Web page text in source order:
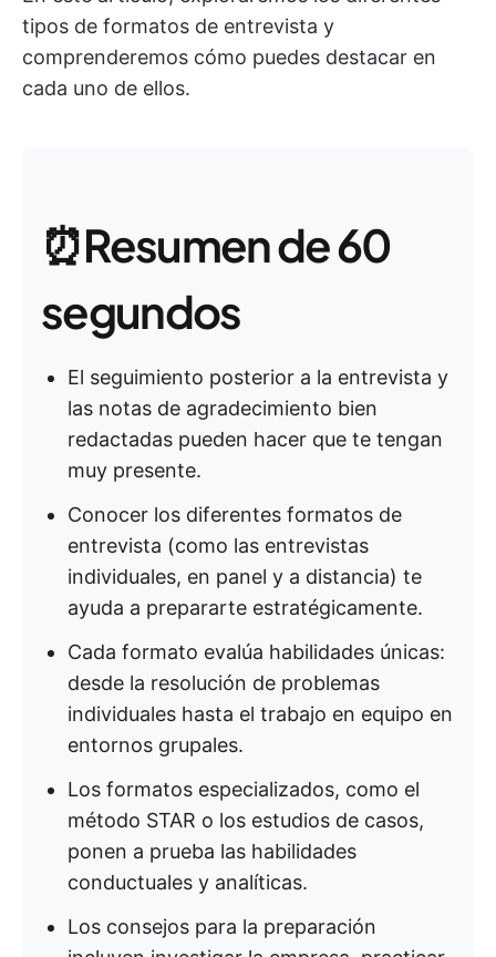
tipos de formatos de entrevista y
comprenderemos cómo puedes destacar en
cada uno de ellos.
⏰Resumen de 60
segundos
El seguimiento posterior a la entrevista y
las notas de agradecimiento bien
redactadas pueden hacer que te tengan
muy presente.
Conocer los diferentes formatos de
entrevista (como las entrevistas
individuales, en panel y a distancia) te
ayuda a prepararte estratégicamente.
Cada formato evalúa habilidades únicas:
desde la resolución de problemas
individuales hasta el trabajo en equipo en
entornos grupales.
Los formatos especializados, como el
método STAR o los estudios de casos,
ponen a prueba las habilidades
conductuales y analíticas.
Los consejos para la preparación